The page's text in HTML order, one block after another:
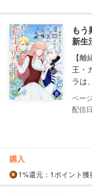
もう
新生
【
王・
ラは
配信
購入
1%還元 ：1ポイント獲